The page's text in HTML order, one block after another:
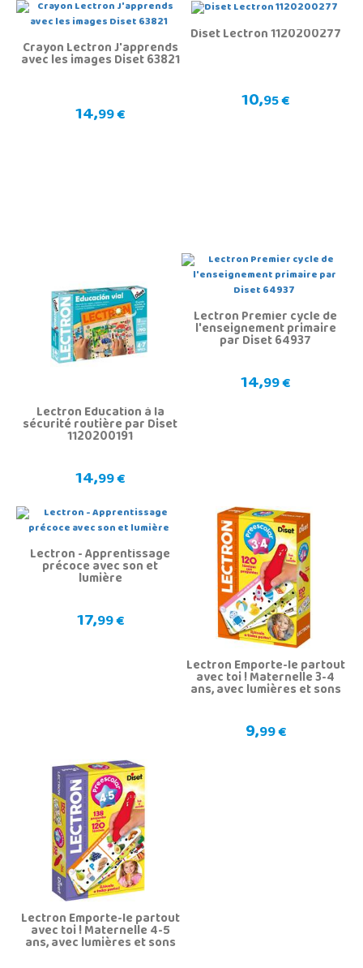
Crayon Lectron J'apprends
avec les images Diset 63821
14,99 €
Diset Lectron 1120200277
10,95 €
Lectron Education à la
sécurité routière par Diset
1120200191
14,99 €
Lectron Premier cycle de
l'enseignement primaire
par Diset 64937
14,99 €
Lectron - Apprentissage
précoce avec son et
lumière
17,99 €
Lectron Emporte-le partout
avec toi ! Maternelle 3-4
ans, avec lumières et sons
9,99 €
Lectron Emporte-le partout
avec toi ! Maternelle 4-5
ans, avec lumières et sons